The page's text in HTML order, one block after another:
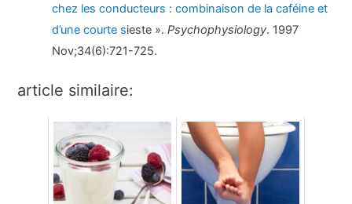
chez les conducteurs : combinaison de la caféine et
d’une courte sieste ».Psychophysiology. 1997
Nov;34(6):721-725.
article similaire: